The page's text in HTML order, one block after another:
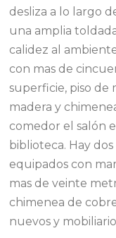
desliza a lo largo
una amplia
calidez al
con mas de
superficie, piso de
madera y
comedor el salón
biblioteca. Hay
equipados con
mas de veinte
chimenea de
nuevos y